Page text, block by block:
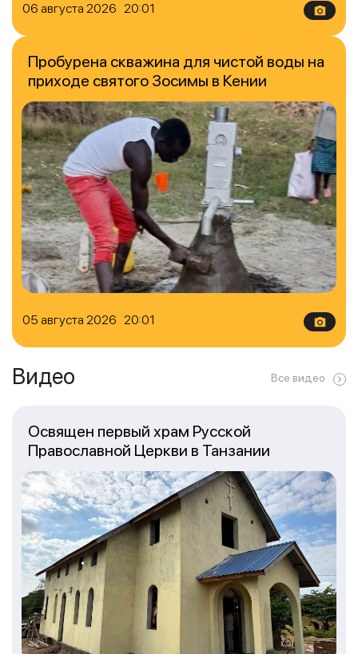
06 августа 2026 20:01
05 августа 2026 20:01
Пробурена скважина для чистой воды на
приходе святого Зосимы в Кении
Видео Все видео
Освящен первый храм Русской
Православной Церкви в Танзании